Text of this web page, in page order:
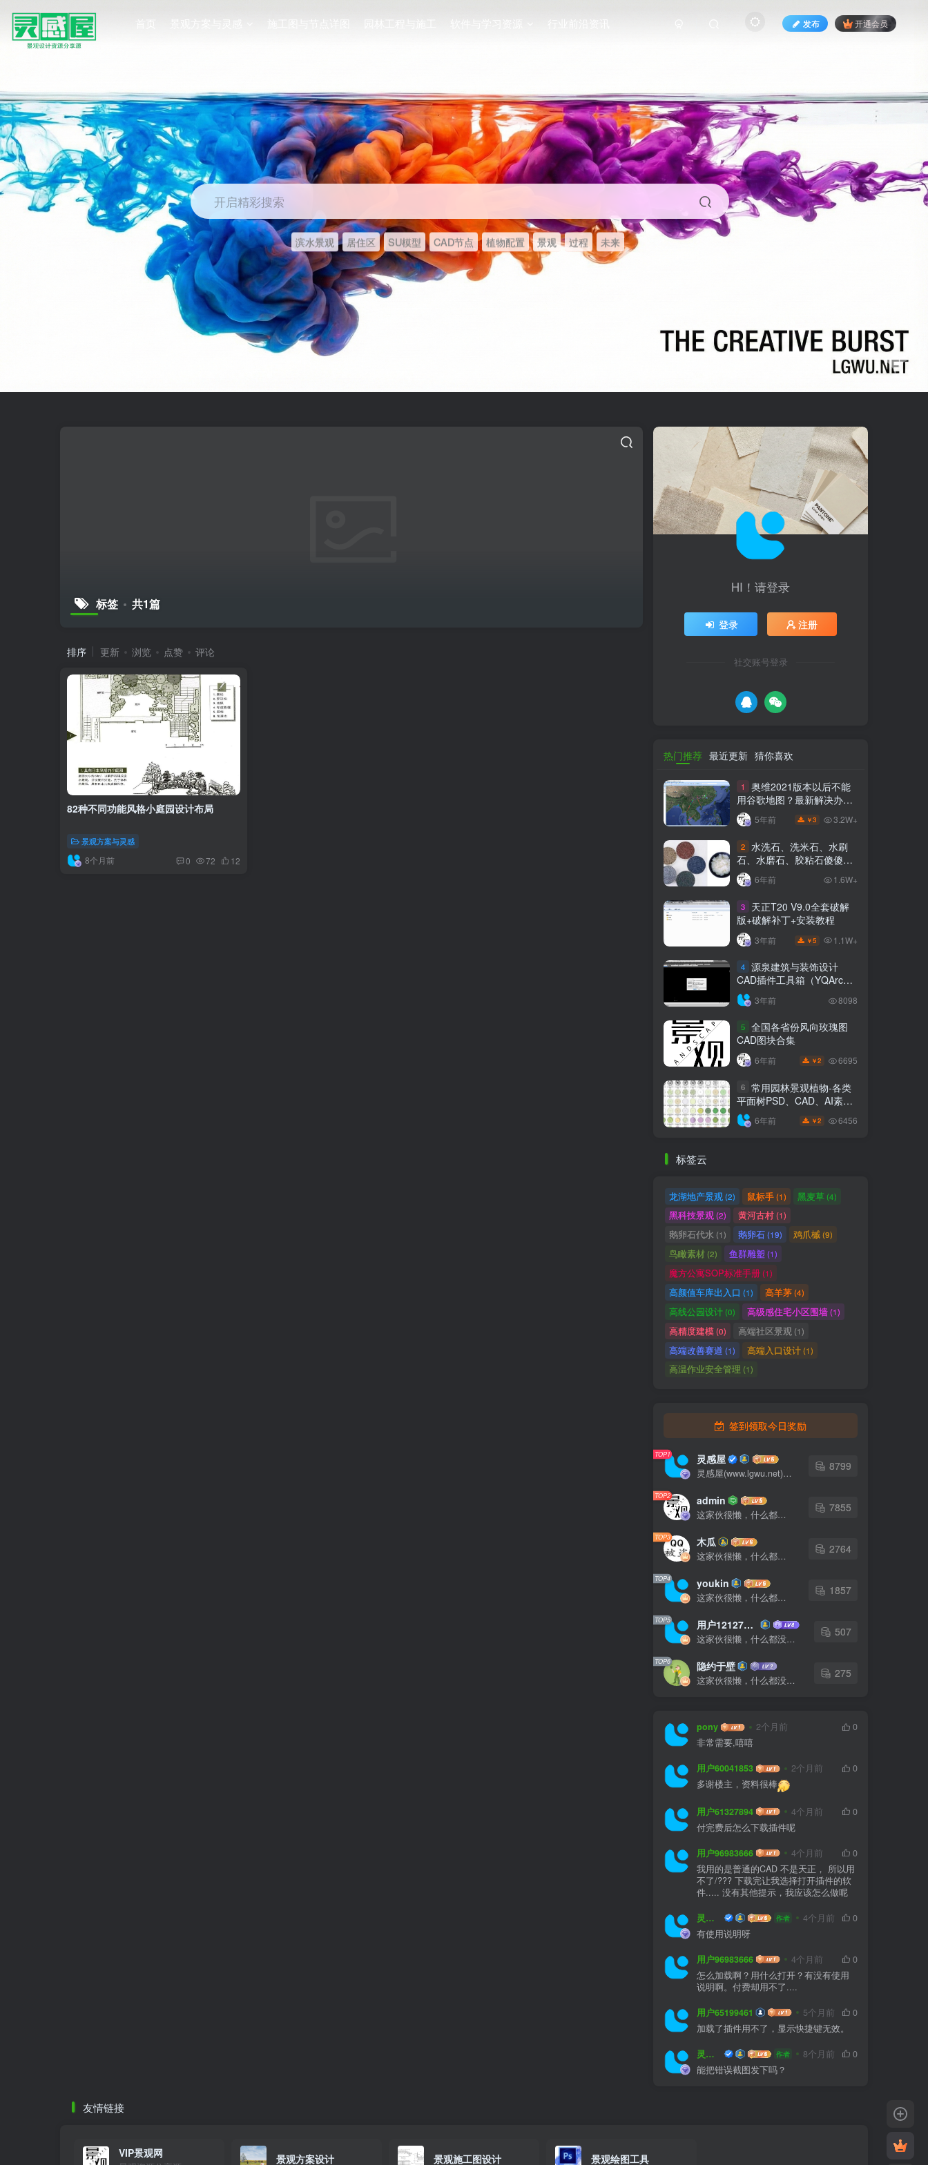
首页 景观方案与灵感 施工图与节点详图 园林工程与施工 软件与学习资源 行业前沿资讯 发布 开通会员
开启精彩搜索
滨水景观 居住区 SU模型 CAD节点 植物配置 景观 过程 未来
标签 共1篇
排序 更新 浏览 点赞 评论
82种不同功能风格小庭园设计布局
景观方案与灵感
8个月前 0 72 12
HI！请登录
登录 注册
社交账号登录
热门推荐 最近更新 猜你喜欢
1
奥维2021版本以后不能
用谷歌地图？最新解决办法
苹果安卓电脑
5年前 ￥3 3.2W+
2 水洗石、洗米石、水刷
石、水磨石、胶粘石傻傻分
不清楚
6年前 1.6W+
3
天正T20 V9.0全套破解
版+破解补丁+安装教程
3年前 ￥5 1.1W+
4 源泉建筑与装饰设计
CAD插件工具箱（YQArch
6.7.4）
3年前 8098
5 全国各省份风向玫瑰图
CAD图块合集
6年前 ￥2 6695
6 常用园林景观植物-各类
平面树PSD、CAD、AI素材
线稿
6年前 ￥2 6456
标签云
龙湖地产景观 (2) 鼠标手(1) 黑麦草(4)
黑科技景观(2) 黄河古村(1)
鹅卵石代水 (1) 鹅卵石(19) 鸡爪槭(9)
鸟瞰素材 (2) 鱼群雕塑 (1)
魔方公寓SOP标准手册(1)
高颜值车库出入口 (1) 高羊茅(4)
高线公园设计(0) 高级感住宅小区围墙(1)
高精度建模(0) 高端社区景观 (1)
高端改善赛道 (1) 高端入口设计(1)
高温作业安全管理 (1)
签到领取今日奖励
TOP1 灵感屋
灵感屋(www.lgwu.net)尽可能为每一位设计师提供更全面、更精致、更具有创意感的设计素材。努力成为景观设计师展示实力和互相学习的优质网络资源发布平台。
8799
TOP2 admin
这家伙很懒，什么都没有写...
7855
TOP3 木瓜
这家伙很懒，什么都没有写...
2764
TOP4 youkin
这家伙很懒，什么都没有写...
1857
TOP5 用户12127023
这家伙很懒，什么都没有写...
507
TOP6 隐约于壁
这家伙很懒，什么都没有写...
275
pony 2个月前
0
非常需要,嘻嘻
用户60041853 2个月前
0
多谢楼主，资料很棒
用户61327894 4个月前
0
付完费后怎么下载插件呢
用户96983666 4个月前
0
我用的是普通的CAD 不是天正， 所以用
不了/??? 下载完让我选择打开插件的软
件..... 没有其他提示，我应该怎么做呢
灵感屋 作者 4个月前
0
有使用说明呀
用户96983666 4个月前
0
怎么加载啊？用什么打开？有没有使用
说明啊。付费却用不了....
用户65199461 5个月前
0
加载了插件用不了，显示快捷键无效。
灵感屋 作者 8个月前
0
能把错误截图发下吗？
友情链接
VIP景观网 景观方案设计 景观施工图设计 景观绘图工具